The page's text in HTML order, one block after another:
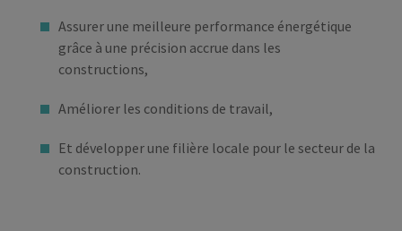
Assurer une meilleure performance énergétique
grâce à une précision accrue dans les
constructions,
Améliorer les conditions de travail,
Et développer une filière locale pour le secteur de la
construction.